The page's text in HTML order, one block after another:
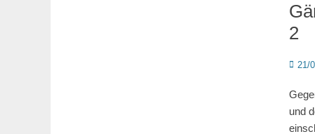
2
21/
und